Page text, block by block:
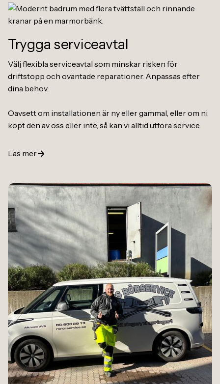
Trygga serviceavtal
Välj flexibla serviceavtal som minskar risken för
driftstopp och oväntade reparationer. Anpassas efter
dina behov.
Oavsett om installationen är ny eller gammal, eller om ni
köpt den av oss eller inte, så kan vi alltid utföra service.
Läs mer